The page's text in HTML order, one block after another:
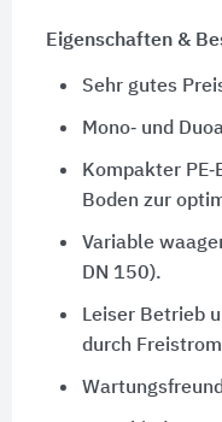
Eigenschaften &
Sehr gutes
Mono‑ und
Kompakter
Boden zur
Variable
DN 150).
Leiser Betrieb
durch